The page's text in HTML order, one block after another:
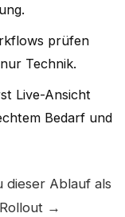
prüfen
Technik.
Live-Ansicht
Bedarf und
dieser Ablauf als
→